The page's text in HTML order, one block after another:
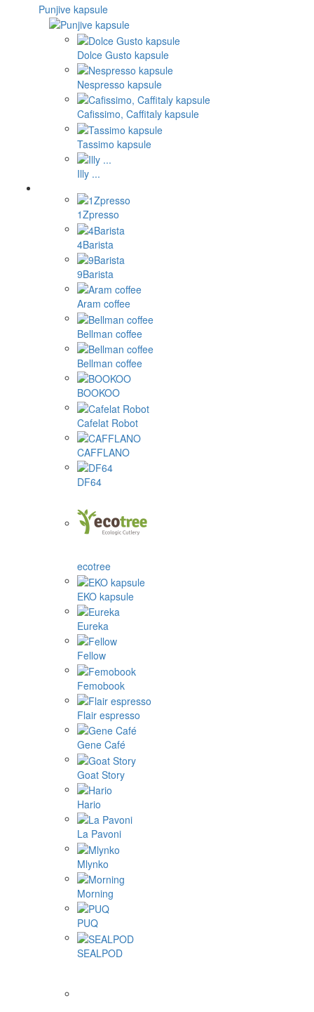
Punjive kapsule
Dolce Gusto kapsule
Nespresso kapsule
Cafissimo, Caffitaly kapsule
Tassimo kapsule
Illy ...
1Zpresso
4Barista
9Barista
Aram coffee
Bellman coffee
Bellman coffee
BOOKOO
Cafelat Robot
CAFFLANO
DF64
ecotree
EKO kapsule
Eureka
Fellow
Femobook
Flair espresso
Gene Café
Goat Story
Hario
La Pavoni
Mlynko
Morning
PUQ
SEALPOD